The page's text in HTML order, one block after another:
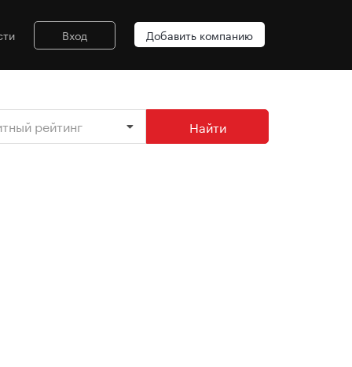
Вход Добавить компанию
рейтинг Найти